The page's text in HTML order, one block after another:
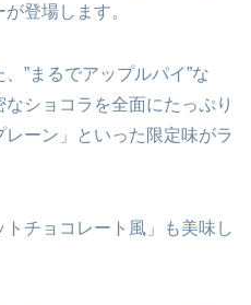
登場します。
”まるでアップルパイ”な
なショコラを全面にたっぷり
ーン」といった限定味がラ
チョコレート風」も美味し